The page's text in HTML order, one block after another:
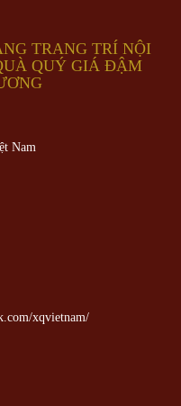
TRANG TRÍ NỘI
QUÝ GIÁ ĐẬM
Nam
xqvietnam/